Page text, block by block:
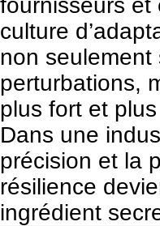
culture
non seulement
perturbations,
plus fort et
Dans une
précision et la
résilience
ingrédient